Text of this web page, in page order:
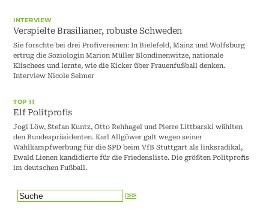
INTERVIEW
Verspielte Brasilianer, robuste Schweden
Sie forschte bei drei Profivereinen: In Bielefeld, Mainz und Wolfsburg
ertrug die Soziologin Marion Müller Blondinenwitze, nationale
Klischees und lernte, wie die Kicker über Frauenfußball denken.
Interview Nicole Selmer
TOP 11
Elf Politprofis
Jogi Löw, Stefan Kuntz, Otto Rehhagel und Pierre Littbarski wählten
den Bundespräsidenten. Karl Allgöwer galt wegen seiner
Wahlkampfwerbung für die SPD beim VfB Stuttgart als linksradikal,
Ewald Lienen kandidierte für die Friedensliste. Die größten Politprofis
im deutschen Fußball.